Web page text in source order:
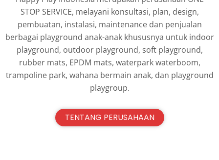
STOP SERVICE, melayani konsultasi, plan, design,
pembuatan, instalasi, maintenance dan penjualan
berbagai playground anak-anak khususnya untuk indoor
playground, outdoor playground, soft playground,
rubber mats, EPDM mats, waterpark waterboom,
trampoline park, wahana bermain anak, dan playground
playgroup.
TENTANG PERUSAHAAN